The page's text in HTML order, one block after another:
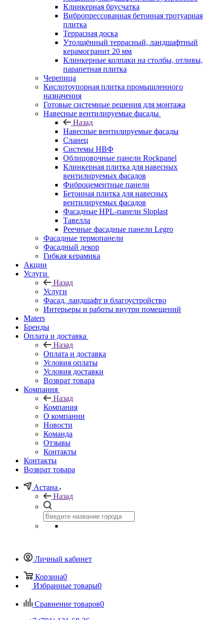
Клинкерная брусчатка
Вибропрессованная бетонная тротуарная
плитка
Террасная доска
Утолщённый террасный, ландшафтный
керамогранит 20 мм
Клинкерные колпаки на столбы, отливы,
парапетная плитка
Черепица
Кислотоупорная плитка промышленного
назначения
Готовые системные решения для монтажа
Навесные вентилируемые фасады
Назад
Навесные вентилируемые фасады
Сланец
Системы НВФ
Облицовочные панели Rockpanel
Клинкерная плитка для навесных
вентилируемых фасадов
Фиброцементные панели
Бетонная плитка для навесных
вентилируемых фасадов
Фасадные HPL-панели Sloplast
Тавелла
Реечные фасадные панели Legro
Фасадные термопанели
Фасадный декор
Гибкая керамика
Акции
Услуги
Назад
Услуги
Фасад, ландшафт и благоустройство
Интерьеры и работы внутри помещений
Maters
Бренды
Оплата и доставка
Назад
Оплата и доставка
Условия оплаты
Условия доставки
Возврат товара
Компания
Назад
Компания
О компании
Новости
Команда
Отзывы
Контакты
Контакты
Возврат товара
Астана
Назад
Личный кабинет
Корзина0
Избранные товары0
Сравнение товаров0